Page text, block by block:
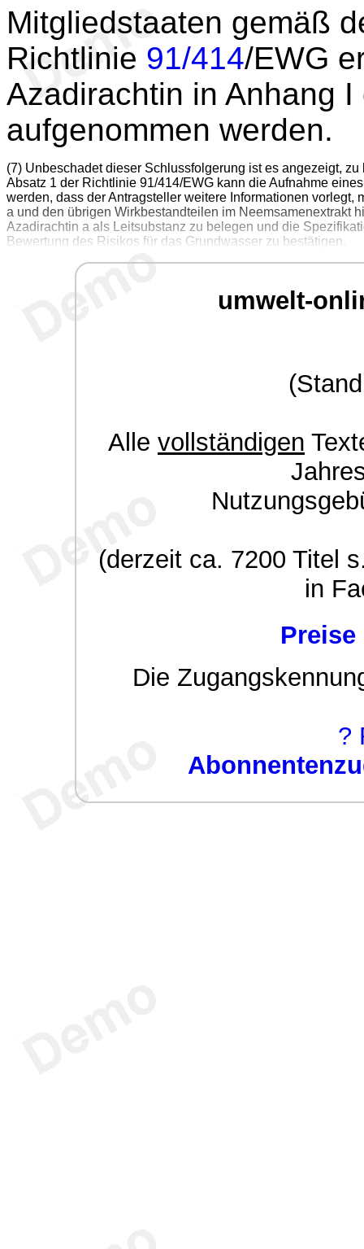
Mitgliedstaaten gemäß
Richtlinie 91/414/EWG
Azadirachtin in Anhang
aufgenommen werden.
(7) Unbeschadet dieser Schlussfolgerung ist es angezeigt,
Absatz 1 der Richtlinie 91/414/EWG kann die Aufnahme
werden, dass der Antragsteller weitere Informationen
a und den übrigen Wirkbestandteilen im Neemsamenextrakt
Azadirachtin a als Leitsubstanz zu belegen und die
Bewertung des Risikos für das Grundwasser zu bestätigen.
umwelt-
Alle vollständigen
(derzeit ca. 7200 Titel
in
Die
?